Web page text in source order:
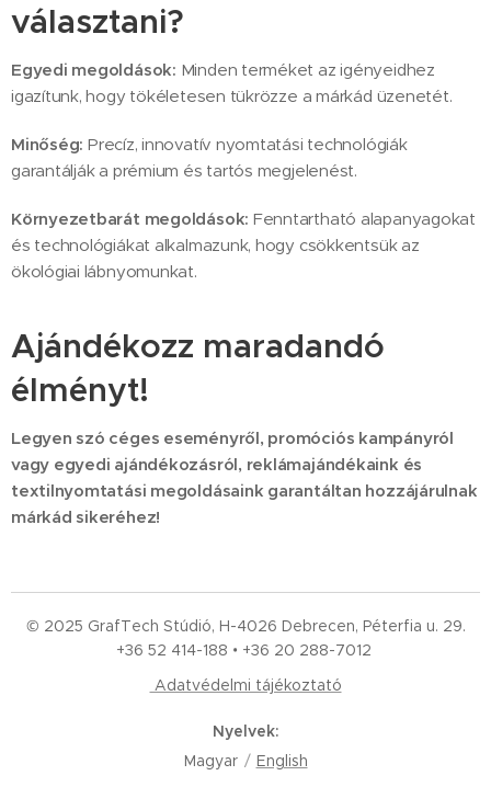
választani?
Egyedi megoldások: Minden terméket az igényeidhez
igazítunk, hogy tökéletesen tükrözze a márkád üzenetét.
Minőség: Precíz, innovatív nyomtatási technológiák
garantálják a prémium és tartós megjelenést.
Környezetbarát megoldások: Fenntartható alapanyagokat
és technológiákat alkalmazunk, hogy csökkentsük az
ökológiai lábnyomunkat.
Ajándékozz maradandó
élményt!
Legyen szó céges eseményről, promóciós kampányról
vagy egyedi ajándékozásról, reklámajándékaink és
textilnyomtatási megoldásaink garantáltan hozzájárulnak
márkád sikeréhez!
© 2025 GrafTech Stúdió, H-4026 Debrecen, Péterfia u. 29.
+36 52 414-188 • +36 20 288-7012
Adatvédelmi tájékoztató
Nyelvek
Magyar
English